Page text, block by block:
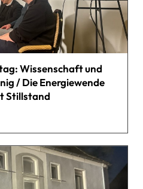
Wissenschaft und
/ Die Energiewende
Stillstand